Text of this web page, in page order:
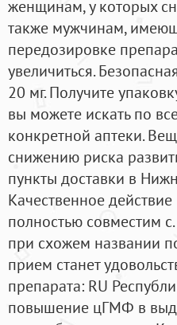
женщинам, у которых
также мужчинам,
передозировке
увеличиться.
20 мг. Получите
вы можете искать по
конкретной аптеки.
снижению риска
пункты доставки в
Качественное
полностью совместим
при схожем названии
прием станет
препарата: RU
повышение цГМФ в